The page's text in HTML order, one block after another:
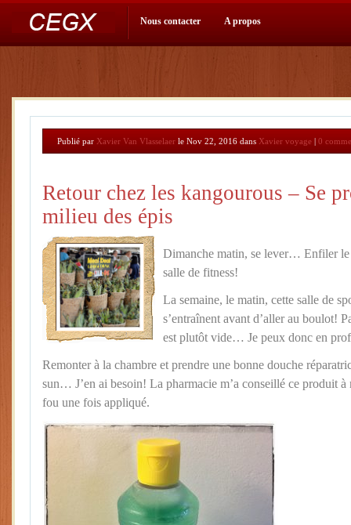
Nous contacter A propos
Publié par Xavier Van Vlasselaer le Nov 22, 2016 dans Xavier voyage | 0
Retour chez les kangourous – Se
milieu des épis
Dimanche matin, se lever… Enfiler le
salle de fitness!
La semaine, le matin, cette salle de
s’entraînent avant d’aller au boulot!
est plutôt vide… Je peux donc en
Remonter à la chambre et prendre une bonne douche
sun… J’en ai besoin! La pharmacie m’a conseillé ce produit
fou une fois appliqué.